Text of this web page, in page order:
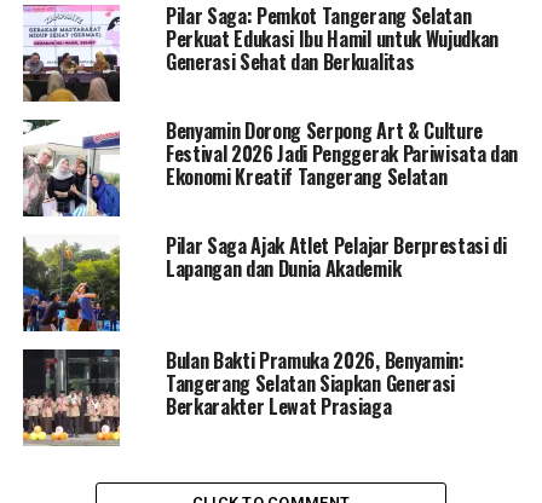
Pilar Saga: Pemkot Tangerang Selatan
Perkuat Edukasi Ibu Hamil untuk Wujudkan
Generasi Sehat dan Berkualitas
Benyamin Dorong Serpong Art & Culture
Festival 2026 Jadi Penggerak Pariwisata dan
Ekonomi Kreatif Tangerang Selatan
Pilar Saga Ajak Atlet Pelajar Berprestasi di
Lapangan dan Dunia Akademik
Bulan Bakti Pramuka 2026, Benyamin:
Tangerang Selatan Siapkan Generasi
Berkarakter Lewat Prasiaga